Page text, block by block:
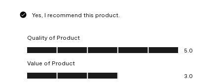
Yes, I recommend this product.
Quality of Product
Quality of Product, 5.0 out of 5
5.0
Value of Product
Value of Product, 3.0 out of 5
3.0